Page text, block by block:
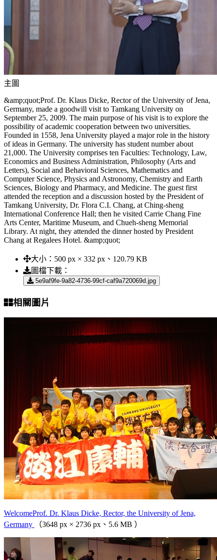
主圖
&amp;quot;Prof. Dr. Klaus Dicke, Rector of the University of Jena,
Germany, made a goodwill visit to Tamkang University on
September 25, 2009. The main purpose of his visit is to explore the
possibility of academic cooperation between two universities.
Founded in 1558, Jena University played a major role in the history
of ideas in Germany. The university has student number about
21,000. The University comprises ten Faculties: Technology, Law,
Economics and Business Administration, Philosophy (Arts and
Letters), Social and Behavioral Sciences, Mathematics and
Computer Science, Physics and Astronomy, Chemistry and Earth
Sciences, Biology and Pharmacy, and Medicine. The guest first
attended the reception and a discussion hosted by the President of
Tamkang University, Dr. Flora C.I. Chang, at Ching-sheng
International Conference Hall; then he visited Carrie Chang Fine
Arts Center, Maritime Museum, and Chueh-sheng Memorial
Library. At night, they attended the dinner hosted by President
Chang at Regalees Hotel. &amp;quot;
大小： 500 px × 332 px、120.79 KB
圖檔下載：
5e9af9fe-9a82-4736-99cf-caf9a720069d.jpg
相關圖片
WelcomeProf. Dr. Klaus Dicke, Rector, the University of Jena,
Germany
（3648 px × 2736 px、5.6 MB ）